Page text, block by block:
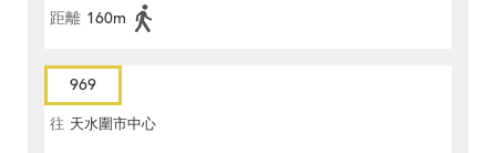
距離 160m
969
往 天水圍市中心